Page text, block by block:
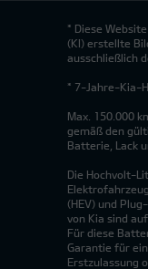
* Diese
(KI) erstellte
ausschließlich
* 7-Jahre-Kia-
Max. 150.000
gemäß den
Batterie, Lack
Die Hochvolt-
(HEV) und
von Kia sind
Für diese
Garantie für
Erstzulassung